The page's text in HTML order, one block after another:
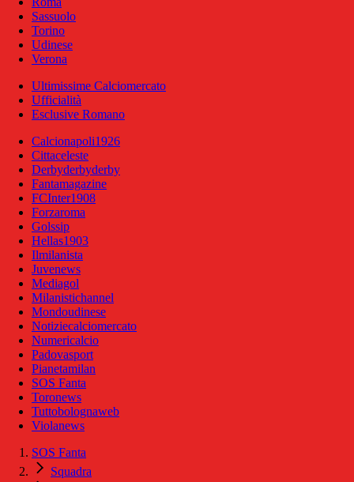
Sassuolo
Torino
Udinese
Verona
Ultimissime Calciomercato
Ufficialità
Esclusive Romano
Calcionapoli1926
Cittaceleste
Derbyderbyderby
Fantamagazine
FCInter1908
Forzaroma
Golssip
Hellas1903
Ilmilanista
Juvenews
Mediagol
Milanistichannel
Mondoudinese
Notiziecalciomercato
Numericalcio
Padovasport
Pianetamilan
SOS Fanta
Toronews
Tuttobolognaweb
Violanews
SOS Fanta
Squadra